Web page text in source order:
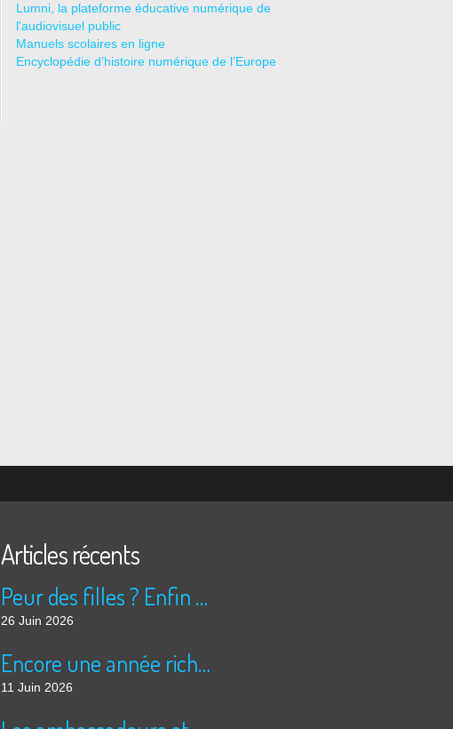
Lumni, la plateforme éducative numérique de
l'audiovisuel public
Manuels scolaires en ligne
Encyclopédie d’histoire numérique de l’Europe
Articles récents
Peur des filles ? Enfin rassuré ?
26 Juin 2026
Encore une année riche en cinéma pour Super 8 !
11 Juin 2026